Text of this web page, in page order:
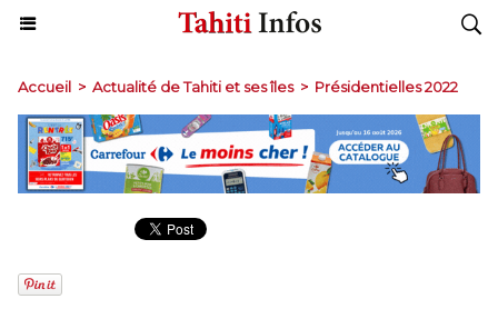
Accueil > Actualité de Tahiti et ses îles > Présidentielles 2022